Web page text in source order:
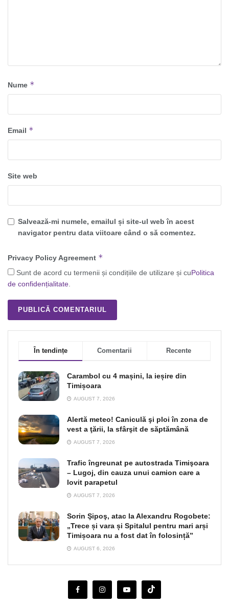
Nume *
Email *
Site web
Salvează-mi numele, emailul și site-ul web în acest
navigator pentru data viitoare când o să comentez.
Privacy Policy Agreement *
Sunt de acord cu termenii și condițiile de utilizare și cuPolitica
de confidențialitate.
În tendințe Comentarii Recente
Carambol cu 4 mașini, la ieșire din
Timișoara
AUGUST 7, 2026
Alertă meteo! Caniculă şi ploi în zona de
vest a ţării, la sfârşit de săptămână
AUGUST 7, 2026
Trafic îngreunat pe autostrada Timişoara
– Lugoj, din cauza unui camion care a
lovit parapetul
AUGUST 7, 2026
Sorin Şipoş, atac la Alexandru Rogobete:
„Trece și vara și Spitalul pentru mari arși
Timișoara nu a fost dat în folosință”
AUGUST 6, 2026